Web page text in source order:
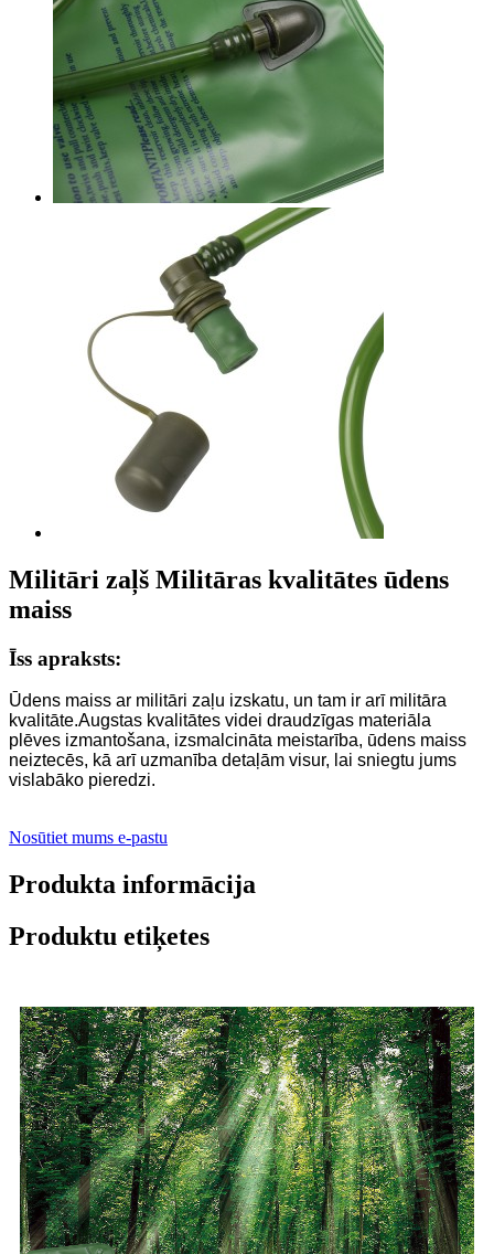
Militāri zaļš Militāras kvalitātes ūdens
maiss
Īss apraksts:
Ūdens maiss ar militāri zaļu izskatu, un tam ir arī militāra
kvalitāte.Augstas kvalitātes videi draudzīgas materiāla
plēves izmantošana, izsmalcināta meistarība, ūdens maiss
neiztecēs, kā arī uzmanība detaļām visur, lai sniegtu jums
vislabāko pieredzi.
Nosūtiet mums e-pastu
Produkta informācija
Produktu etiķetes